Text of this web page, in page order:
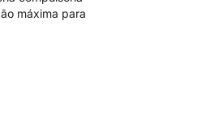
máxima para